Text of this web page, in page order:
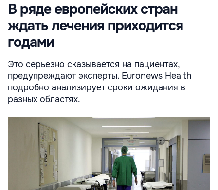
В ряде европейских стран
ждать лечения приходится
годами
Это серьезно сказывается на пациентах,
предупреждают эксперты. Euronews Health
подробно анализирует сроки ожидания в
разных областях.